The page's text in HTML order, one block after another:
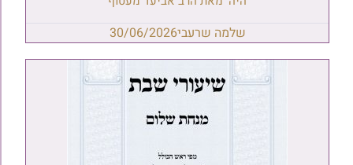
שלמה שרעבי30/06/2026